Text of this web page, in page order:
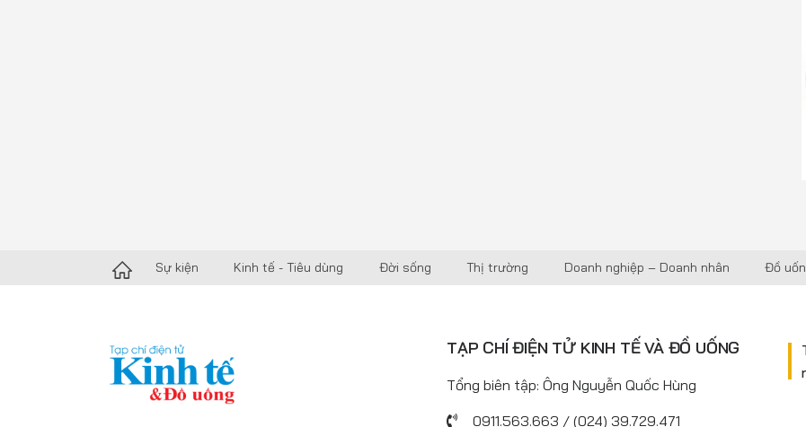
Sự kiện Kinh tế - Tiêu dùng Đời sống Thị trường Doanh nghiệp – Doanh nhân Đồ
TẠP CHÍ ĐIỆN TỬ KINH TẾ VÀ ĐỒ UỐNG
Tổng biên tập: Ông Nguyễn Quốc Hùng
0911.563.663 / (024) 39.729.471